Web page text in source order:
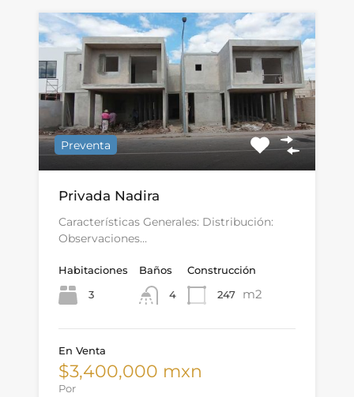
Preventa
Privada Nadira
Características Generales: Distribución:
Observaciones…
Habitaciones
3
Baños
4
Construcción
247
m2
En Venta
$3,400,000 mxn
Por